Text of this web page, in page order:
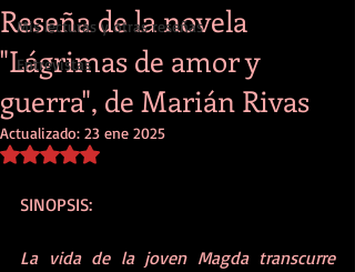
Mis lecturas y otras reseñas
Entrevistas
Reseña de la novela
"Lágrimas de amor y
guerra", de Marián Rivas
Actualizado: 23 ene 2025
Obtuvo NaN de 5 estrellas.
SINOPSIS:
La vida de la joven Magda transcurre